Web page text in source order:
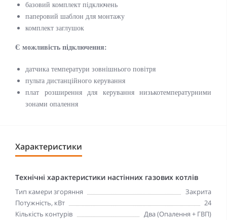
базовий комплект підключень
паперовий шаблон для монтажу
комплект заглушок
Є можливість підключення:
датчика температури зовнішнього повітря
пульта дистанційного керування
плат розширення для керування низькотемпературними
зонами опалення
Характеристики
Технічні характеристики настінних газових котлів
Тип камери згоряння
Закрита
Потужність, кВт
24
Кількість контурів
Два (Опалення + ГВП)